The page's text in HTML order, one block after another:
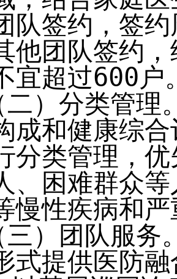
队签约，签
他团队签约
宜超过600户
二）分类管理
成和健康综
分类管理，
、困难群众
慢性疾病和
三）团队服务
式提供医防